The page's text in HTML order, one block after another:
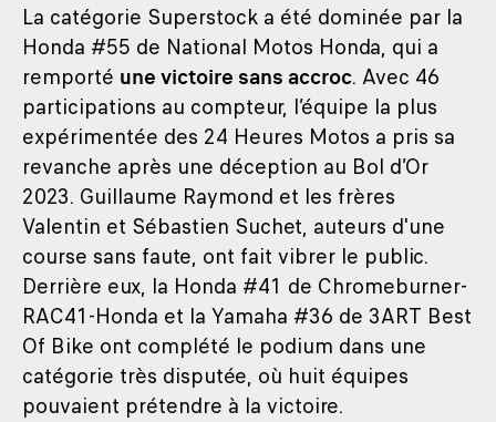
La catégorie Superstock a été dominée par la
Honda #55 de National Motos Honda, qui a
remporté une victoire sans accroc. Avec 46
participations au compteur, l’équipe la plus
expérimentée des 24 Heures Motos a pris sa
revanche après une déception au Bol d’Or
2023. Guillaume Raymond et les frères
Valentin et Sébastien Suchet, auteurs d'une
course sans faute, ont fait vibrer le public.
Derrière eux, la Honda #41 de Chromeburner-
RAC41-Honda et la Yamaha #36 de 3ART Best
Of Bike ont complété le podium dans une
catégorie très disputée, où huit équipes
pouvaient prétendre à la victoire.